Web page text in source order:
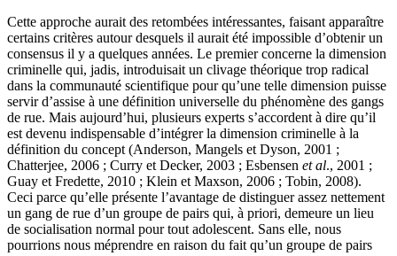
Cette approche aurait des retombées intéressantes, faisant apparaître
certains critères autour desquels il aurait été impossible d’obtenir un
consensus il y a quelques années. Le premier concerne la dimension
criminelle qui, jadis, introduisait un clivage théorique trop radical
dans la communauté scientifique pour qu’une telle dimension puisse
servir d’assise à une définition universelle du phénomène des gangs
de rue. Mais aujourd’hui, plusieurs experts s’accordent à dire qu’il
est devenu indispensable d’intégrer la dimension criminelle à la
définition du concept (Anderson, Mangels et Dyson, 2001 ;
Chatterjee, 2006 ; Curry et Decker, 2003 ; Esbensen et al., 2001 ;
Guay et Fredette, 2010 ; Klein et Maxson, 2006 ; Tobin, 2008).
Ceci parce qu’elle présente l’avantage de distinguer assez nettement
un gang de rue d’un groupe de pairs qui, à priori, demeure un lieu
de socialisation normal pour tout adolescent. Sans elle, nous
pourrions nous méprendre en raison du fait qu’un groupe de pairs